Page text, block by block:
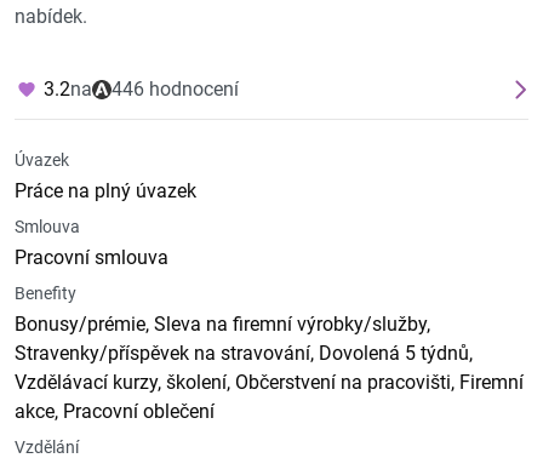
nabídek.
3.2na 446 hodnocení
Úvazek
Práce na plný úvazek
Smlouva
Pracovní smlouva
Benefity
Bonusy/prémie, Sleva na firemní výrobky/služby,
Stravenky/příspěvek na stravování, Dovolená 5 týdnů,
Vzdělávací kurzy, školení, Občerstvení na pracovišti, Firemní
akce, Pracovní oblečení
Vzdělání